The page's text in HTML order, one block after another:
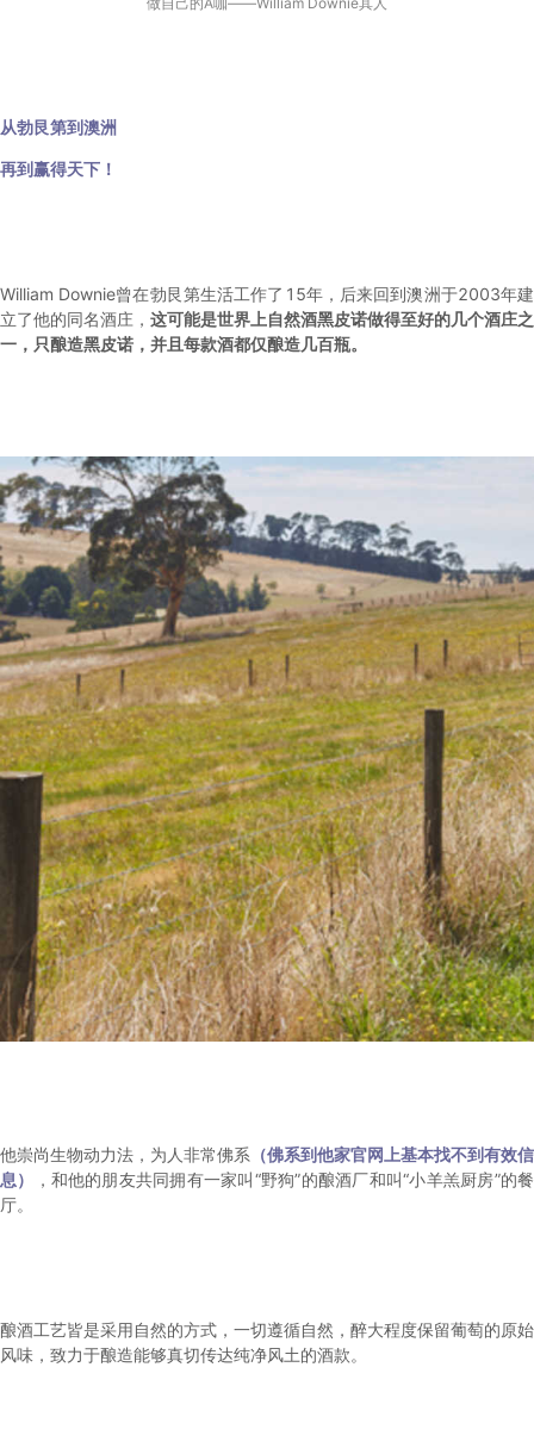
从勃艮第到澳洲
再到赢得天下！
William Downie曾在勃艮第生活工作了15年，后来回到澳洲于2003年建
立了他的同名酒庄， 这可能是世界上自然酒黑皮诺做得至好的几个酒庄之
一，只酿造黑皮诺，并且每款酒都仅酿造几百瓶。
他崇尚生物动力法，为人非常佛系 （佛系到他家官网上基本找不到有效信
息）
，和他的朋友共同拥有一家叫“野狗”的酿酒厂和叫“小羊羔厨房”的餐
厅。
酿酒工艺皆是采用自然的方式，一切遵循自然，醉大程度保留葡萄的原始
风味，致力于酿造能够真切传达纯净风土的酒款。